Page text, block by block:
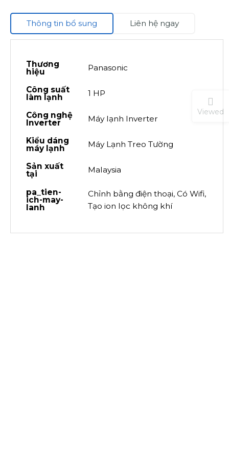
Thông tin bổ sung Liên hệ ngay
Thương
hiệu Panasonic
Công suất
làm lạnh 1 HP
Công nghệ
Inverter Máy lạnh Inverter
Kiểu dáng
máy lạnh Máy Lạnh Treo Tường
Sản xuất
tại Malaysia
pa_tien-
ich-may-
lanh
Chỉnh bằng điện thoại, Có Wifi,
Tạo ion lọc không khí
Viewed